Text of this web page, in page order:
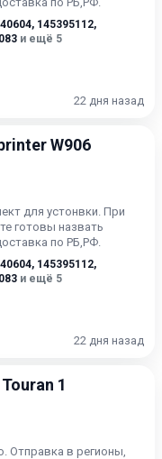
, 145395112,
и ещё 5
22 дня назад
W906
для устонвки. При
готовы назвать
по РБ,РФ.
, 145395112,
и ещё 5
22 дня назад
1
Отправка в регионы,